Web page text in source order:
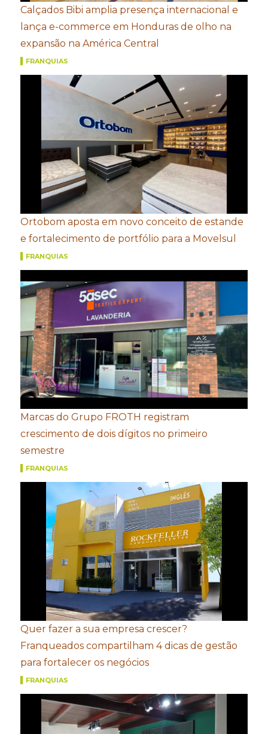
Calçados Bibi amplia presença internacional e
lança e-commerce em Honduras de olho na
expansão na América Central
FRANQUIAS
Ortobom aposta em novo conceito de estande
e fortalecimento de portfólio para a Movelsul
FRANQUIAS
Marcas do Grupo FROTH registram
crescimento de dois dígitos no primeiro
semestre
FRANQUIAS
Quer fazer a sua empresa crescer?
Franqueados compartilham 4 dicas de gestão
para fortalecer os negócios
FRANQUIAS